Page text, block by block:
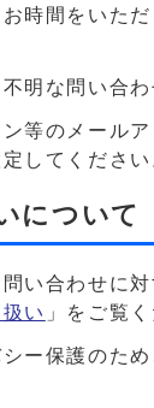
時間をいた
明な問い合
等のメール
してください
について
い合わせに
い 」をご覧
ー保護のた